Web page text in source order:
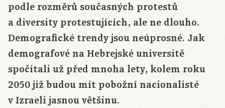
podle rozměrů současných protestů
a diversity protestujících, ale ne dlouho.
Demografické trendy jsou neúprosné. Jak
demografové na Hebrejské universitě
spočítali už před mnoha lety, kolem roku
2050 již budou mít pobožní nacionalisté
v Izraeli jasnou většinu.